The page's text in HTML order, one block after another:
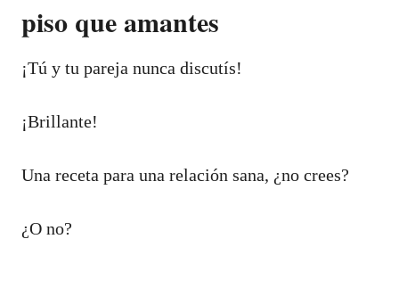
piso que amantes
¡Tú y tu pareja nunca discutís!
¡Brillante!
Una receta para una relación sana, ¿no crees?
¿O no?